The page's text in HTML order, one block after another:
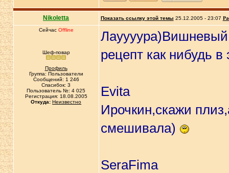
Nikoletta Показать ссылку этой темы 25.12.2005 - 23:07
Сейчас Offline
Шеф-повар
Профиль
Группа: Пользователи
Сообщений: 1 246
Спасибок: 3
Пользователь №: 4 025
Регистрация: 18.08.2005
Откуда: Неизвестно
рецепт как нибудь
Evita
Ирочкин,скажи
смешивала)
SeraFima